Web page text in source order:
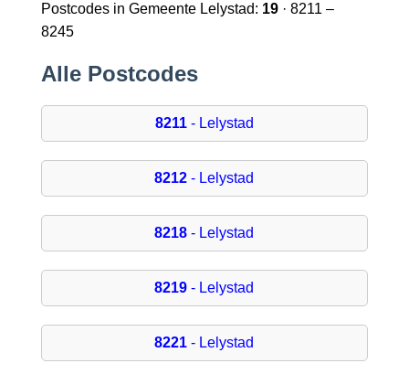
Postcodes in Gemeente Lelystad: 19· 8211 –
8245
Alle Postcodes
8211- Lelystad
8212 - Lelystad
8218 - Lelystad
8219 - Lelystad
8221 - Lelystad